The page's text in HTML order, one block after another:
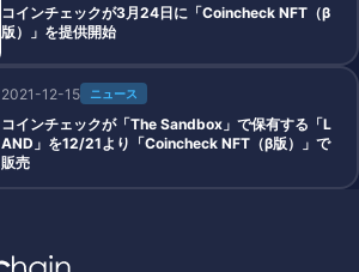
コインチェックが3月24日に「Coincheck NFT（β
版）」を提供開始
2021-12-15 ニュース
コインチェックが「The Sandbox」で保有する「L
AND」を12/21より「Coincheck NFT（β版）」で
販売